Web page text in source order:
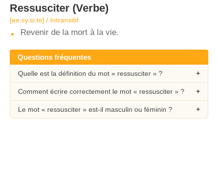
Ressusciter (Verbe)
[ʁe.sy.si.te] / Intransitif
Revenir de la mort à la vie.
Questions fréquentes
Quelle est la définition du mot « ressusciter » ?
Comment écrire correctement le mot « ressusciter » ?
Le mot « ressusciter » est-il masculin ou féminin ?